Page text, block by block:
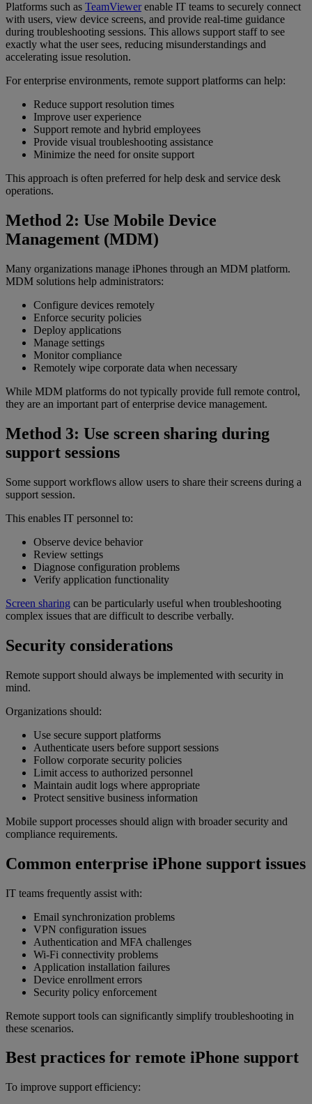
Platforms such as TeamViewerenable IT teams to securely connect
with users, view device screens, and provide real-time guidance
during troubleshooting sessions. This allows support staff to see
exactly what the user sees, reducing misunderstandings and
accelerating issue resolution.
For enterprise environments, remote support platforms can help:
Reduce support resolution times
Improve user experience
Support remote and hybrid employees
Provide visual troubleshooting assistance
Minimize the need for onsite support
This approach is often preferred for help desk and service desk
operations.
Method 2: Use Mobile Device
Management (MDM)
Many organizations manage iPhones through an MDM platform.
MDM solutions help administrators:
Configure devices remotely
Enforce security policies
Deploy applications
Manage settings
Monitor compliance
Remotely wipe corporate data when necessary
While MDM platforms do not typically provide full remote control,
they are an important part of enterprise device management.
Method 3: Use screen sharing during
support sessions
Some support workflows allow users to share their screens during a
support session.
This enables IT personnel to:
Observe device behavior
Review settings
Diagnose configuration problems
Verify application functionality
Screen sharing can be particularly useful when troubleshooting
complex issues that are difficult to describe verbally.
Security considerations
Remote support should always be implemented with security in
mind.
Organizations should:
Use secure support platforms
Authenticate users before support sessions
Follow corporate security policies
Limit access to authorized personnel
Maintain audit logs where appropriate
Protect sensitive business information
Mobile support processes should align with broader security and
compliance requirements.
Common enterprise iPhone support issues
IT teams frequently assist with:
Email synchronization problems
VPN configuration issues
Authentication and MFA challenges
Wi-Fi connectivity problems
Application installation failures
Device enrollment errors
Security policy enforcement
Remote support tools can significantly simplify troubleshooting in
these scenarios.
Best practices for remote iPhone support
To improve support efficiency: